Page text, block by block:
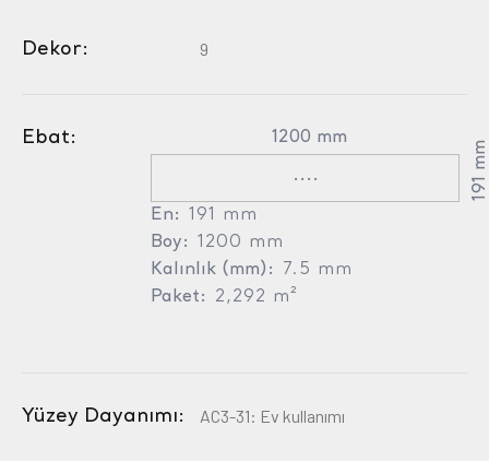
Dekor: 9
Ebat:
1200 mm
....
191 mm
En: 191 mm
Boy: 1200 mm
Kalınlık (mm):
7.5 mm
Paket:
2,292 m²
Yüzey Dayanımı: AC3-31: Ev kullanımı